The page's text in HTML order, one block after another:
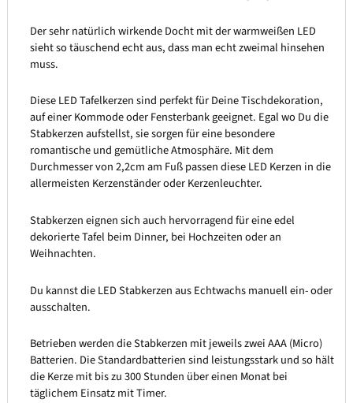
Der sehr natürlich wirkende Docht mit der warmweißen LED
sieht so täuschend echt aus, dass man echt zweimal hinsehen
muss.
Diese LED Tafelkerzen sind perfekt für Deine Tischdekoration,
auf einer Kommode oder Fensterbank geeignet. Egal wo Du die
Stabkerzen aufstellst, sie sorgen für eine besondere
romantische und gemütliche Atmosphäre. Mit dem
Durchmesser von 2,2cm am Fuß passen diese LED Kerzen in die
allermeisten Kerzenständer oder Kerzenleuchter.
Stabkerzen eignen sich auch hervorragend für eine edel
dekorierte Tafel beim Dinner, bei Hochzeiten oder an
Weihnachten.
Du kannst die LED Stabkerzen aus Echtwachs manuell ein- oder
ausschalten.
Betrieben werden die Stabkerzen mit jeweils zwei AAA (Micro)
Batterien. Die Standardbatterien sind leistungsstark und so hält
die Kerze mit bis zu 300 Stunden über einen Monat bei
täglichem Einsatz mit Timer.